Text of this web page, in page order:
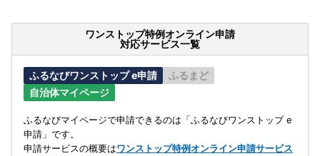
ワンストップ特例オンライン申請
対応サービス一覧
ふるなびワンストップ e申請
ふるまど
自治体マイページ
ふるなびマイページで申請できるのは「ふるなびワンストップ e
申請」です。
申請サービスの概要はワンストップ特例オンライン申請サービス